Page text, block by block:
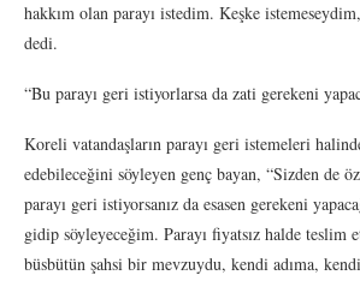
hakkım olan parayı istedim. Keşke
dedi.
“Bu parayı geri istiyorlarsa da zati gerekeni
Koreli vatandaşların parayı geri istemeleri
edebileceğini söyleyen genç bayan, “Sizden de
parayı geri istiyorsanız da esasen gerekeni
gidip söyleyeceğim. Parayı fiyatsız halde teslim
büsbütün şahsi bir mevzuydu, kendi adıma,